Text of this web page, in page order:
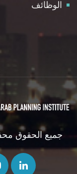
الوظائف
© 2026 جميع